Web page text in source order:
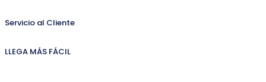
Servicio al Cliente
LLEGA MÁS FÁCIL